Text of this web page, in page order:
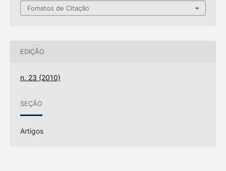
Fomatos de Citação
EDIÇÃO
n. 23 (2010)
SEÇÃO
Artigos